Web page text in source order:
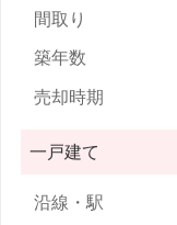
一戸建て